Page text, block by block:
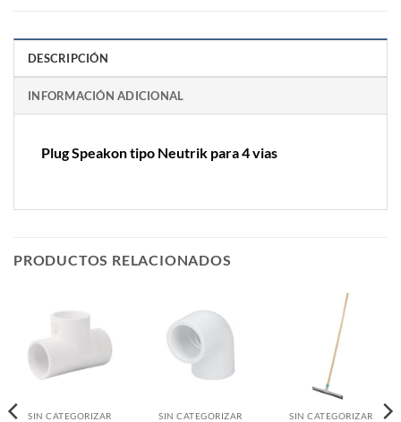
DESCRIPCIÓN
INFORMACIÓN ADICIONAL
Plug Speakon tipo Neutrik para 4 vias
PRODUCTOS RELACIONADOS
SIN CATEGORIZAR SIN CATEGORIZAR SIN CATEGORIZAR